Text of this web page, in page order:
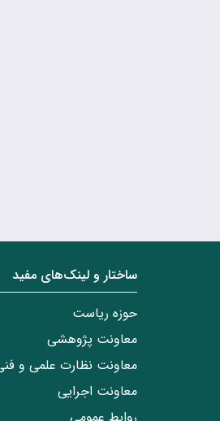
ساختار‌‌ و‌‌ لینک‌های مفید
حوزه ریاست
معاونت پژوهشی
معاونت نظارت علمی و
معاونت اجرایی